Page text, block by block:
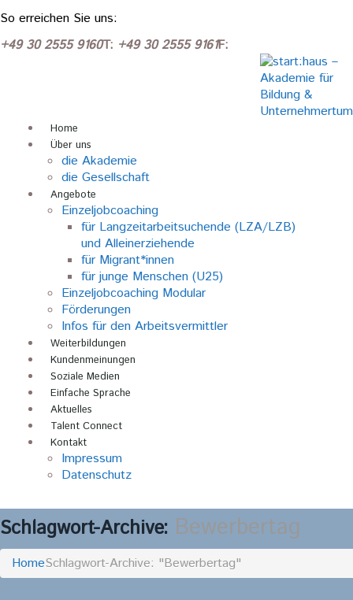
So erreichen Sie uns:
+49 30 2555 9160T: +49 30 2555 9161F:
Home
Über uns
die Akademie
die Gesellschaft
Angebote
Einzeljobcoaching
für Langzeitarbeitsuchende (LZA/LZB)
und Alleinerziehende
für Migrant*innen
für junge Menschen (U25)
Einzeljobcoaching Modular
Förderungen
Infos für den Arbeitsvermittler
Weiterbildungen
Kundenmeinungen
Soziale Medien
Einfache Sprache
Aktuelles
Talent Connect
Kontakt
Impressum
Datenschutz
Schlagwort-Archive: Bewerbertag
HomeSchlagwort-Archive: "Bewerbertag"